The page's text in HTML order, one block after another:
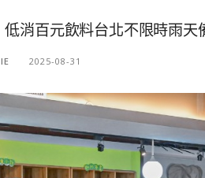
消百元飲料台北不限時雨天
2025-08-31